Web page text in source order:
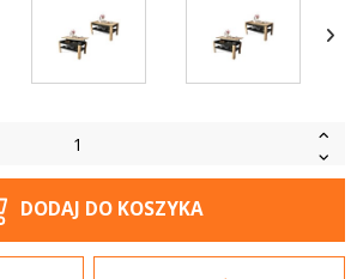
DODAJ DO KOSZYKA